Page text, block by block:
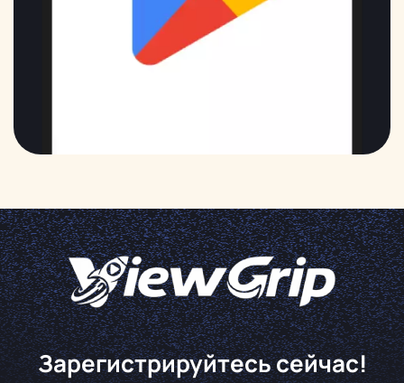
Зарегистрируйтесь сейчас!